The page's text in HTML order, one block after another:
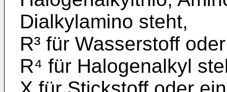
Dialkylamino steht,
R³ für Wasserstoff
R⁴ für Halogenalkyl